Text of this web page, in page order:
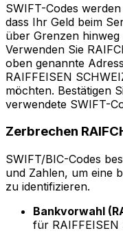
SWIFT-Codes
dass Ihr Geld beim
über Grenzen
Verwenden Sie
oben genannte
RAIFFEISEN
möchten. Bestätigen
verwendete SWIFT-
Zerbrechen
SWIFT/BIC-Codes
und Zahlen, um eine
zu identifizieren.
Bankvorwahl
für RAIFFEISEN